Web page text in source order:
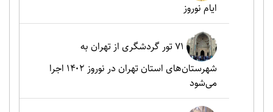
ایام نوروز
۷۱ تور گردشگری از تهران به
شهرستان‌های استان تهران در نوروز ۱۴۰۲ اجرا
می‌شود